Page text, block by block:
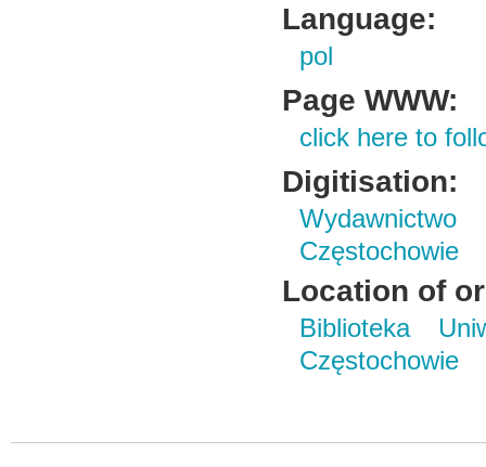
Language:
pol
Page WWW:
click here to
Digitisation:
Częstochowie
Location of
Biblioteka
Częstochowie